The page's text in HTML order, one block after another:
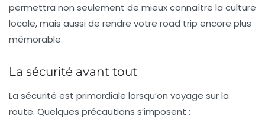
permettra non seulement de mieux connaître la culture
locale, mais aussi de rendre votre road trip encore plus
mémorable.
La sécurité avant tout
La sécurité est primordiale lorsqu’on voyage sur la
route. Quelques précautions s’imposent :